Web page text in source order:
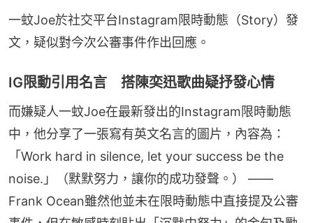
一蚊Joe於社交平台Instagram限時動態（Story）發
文，疑似對今次公審事件作出回應。
IG限動引用名言 搭陳奕迅歌曲疑抒發心情
而嫌疑人一蚊Joe在最新發出的Instagram限時動態
中，他分享了一張寫有英文名言的圖片，內容為：
「Work hard in silence, let your success be the
noise.」（默默努力，讓你的成功發聲。） ——
Frank Ocean雖然他並未在限時動態中直接提及公審